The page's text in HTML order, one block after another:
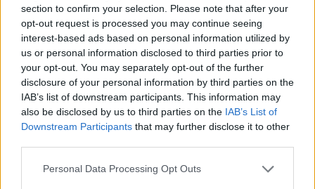
section to confirm your selection. Please note that after your
opt-out request is processed you may continue seeing
interest-based ads based on personal information utilized by
us or personal information disclosed to third parties prior to
your opt-out. You may separately opt-out of the further
disclosure of your personal information by third parties on the
IAB’s list of downstream participants. This information may
also be disclosed by us to third parties on the IAB’s List of
Downstream Participants that may further disclose it to other
Personal Data Processing Opt Outs
·Ti stimo·Rispondi
Grulla75:Phutura io a torpigna c'avevo le luci che si
accendevano con l'applauso 😂😂😂😂
5 Gennaio alle ore 23:51
·Ti stimo·Rispondi
GiuBazz:Buonanotte.
·Ti stimo ·Rispondi